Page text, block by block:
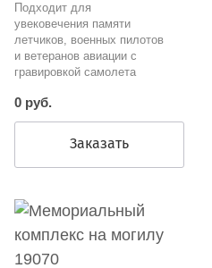
Подходит для
увековечения памяти
летчиков, военных пилотов
и ветеранов авиации с
гравировкой самолета
0 руб.
Заказать